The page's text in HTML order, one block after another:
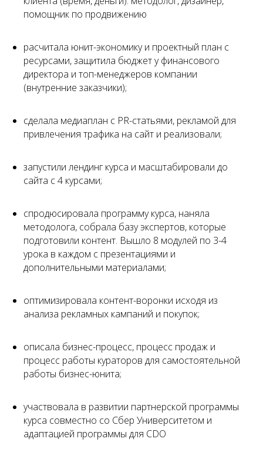
помощник по продвижению
расчитала юнит-экономику и проектный план с
ресурсами, защитила бюджет у финансового
директора и топ-менеджеров компании
(внутренние заказчики);
сделала медиаплан с PR-статьями, рекламой для
привлечения трафика на сайт и реализовали;
запустили лендинг курса и масштабировали до
сайта с 4 курсами;
спродюсировала программу курса, наняла
методолога, собрала базу экспертов, которые
подготовили контент. Вышло 8 модулей по 3-4
урока в каждом с презентациями и
дополнительными материалами;
оптимизировала контент-воронки исходя из
анализа рекламных кампаний и покупок;
описала бизнес-процесс, процесс продаж и
процесс работы кураторов для самостоятельной
работы бизнес-юнита;
участвовала в развитии партнерской программы
курса совместно со Сбер Университетом и
адаптацией программы для CDO